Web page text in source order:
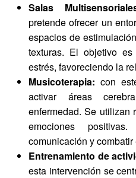
Salas
pretende ofrecer un
espacios de
texturas. El objetivo
estrés, favoreciendo la
Musicoterapia: con
activar áreas
enfermedad. Se utilizan
emociones
comunicación y
Entrenamiento de
esta intervención se